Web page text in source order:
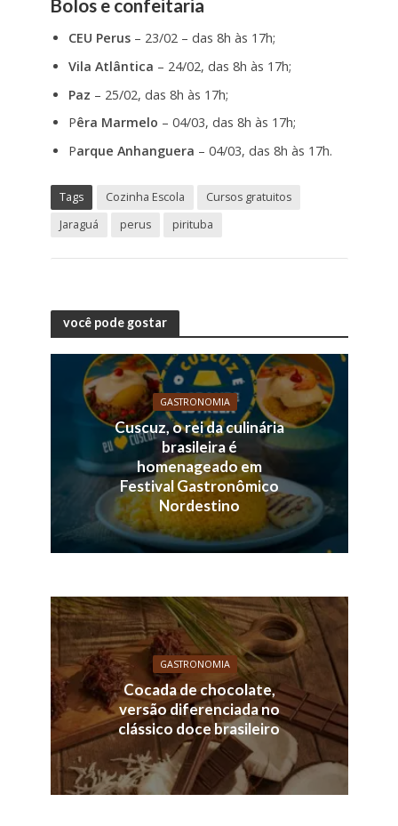
Bolos e confeitaria
CEU Perus– 23/02 – das 8h às 17h;
Vila Atlântica – 24/02, das 8h às 17h;
Paz – 25/02, das 8h às 17h;
Pêra Marmelo – 04/03, das 8h às 17h;
Parque Anhanguera – 04/03, das 8h às 17h.
Tags Cozinha Escola
Cursos gratuitos
Jaraguá
perus pirituba
você pode gostar
GASTRONOMIA
Cuscuz, o rei da culinária
brasileira é
homenageado em
Festival Gastronômico
Nordestino
GASTRONOMIA
Cocada de chocolate,
versão diferenciada no
clássico doce brasileiro